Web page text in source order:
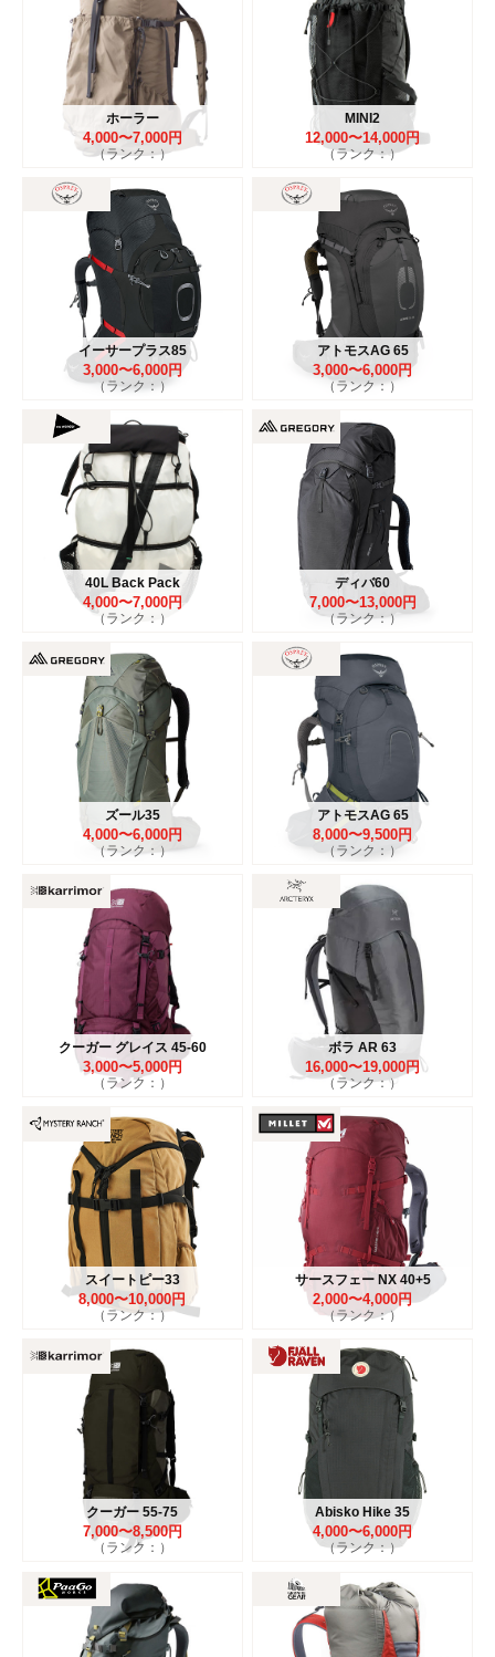
ホーラー
4,000〜7,000円
（ランク：）
MINI2
12,000〜14,000円
（ランク：）
イーサープラス85
3,000〜6,000円
（ランク：）
アトモスAG 65
3,000〜6,000円
（ランク：）
40L Back Pack
4,000〜7,000円
（ランク：）
ディバ60
7,000〜13,000円
（ランク：）
ズール35
4,000〜6,000円
（ランク：）
アトモスAG 65
8,000〜9,500円
（ランク：）
クーガー グレイス 45-60
3,000〜5,000円
（ランク：）
ボラ AR 63
16,000〜19,000円
（ランク：）
スイートピー33
8,000〜10,000円
（ランク：）
サースフェー NX 40+5
2,000〜4,000円
（ランク：）
クーガー 55-75
7,000〜8,500円
（ランク：）
Abisko Hike 35
4,000〜6,000円
（ランク：）